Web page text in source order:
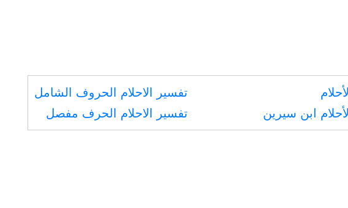
الأشعريين،
رضي
الله
عنهما
ابن سيرين
تفسير الاحلام الحروف الشامل
تفسير الاحلام الحرف مفصل